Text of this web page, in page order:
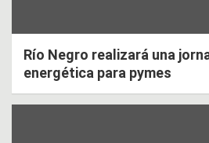
Río Negro realizará una
energética para pymes